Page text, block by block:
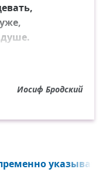
душе.
всё юнцом,
года,
сравнить,
Иосиф Бродский